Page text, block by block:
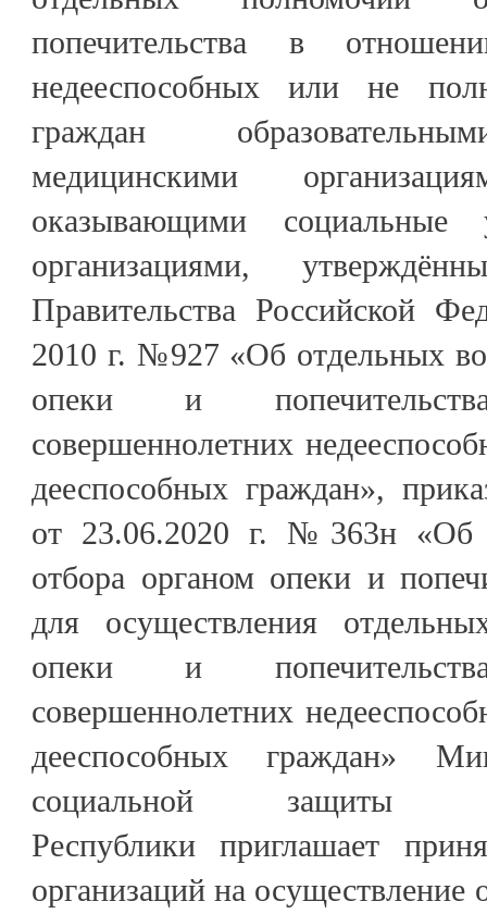
попечительства в
недееспособных или не
граждан
медицинскими
оказывающими
организациями,
Правительства Российской
2010 г. №927 «Об отдельных
опеки и
совершеннолетних
дееспособных граждан»,
от 23.06.2020 г. №363н «Об
отбора органом опеки и
для осуществления
опеки и
совершеннолетних
дееспособных граждан»
социальной защиты
Республики приглашает
организаций на осуществление